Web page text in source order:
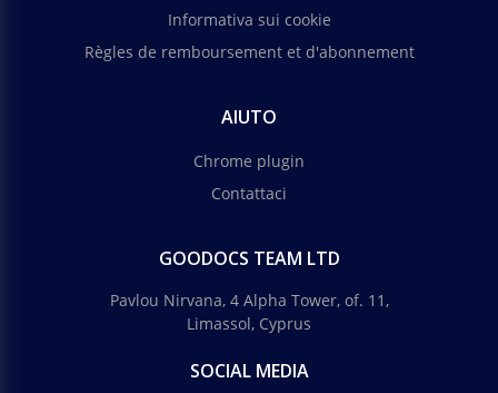
Informativa sui cookie
Règles de remboursement et d'abonnement
AIUTO
Chrome plugin
Contattaci
GOODOCS TEAM LTD
Pavlou Nirvana, 4 Alpha Tower, of. 11,
Limassol, Cyprus
SOCIAL MEDIA